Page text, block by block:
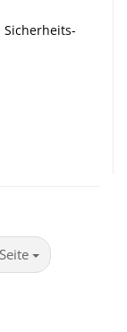
Si­cher­heits­